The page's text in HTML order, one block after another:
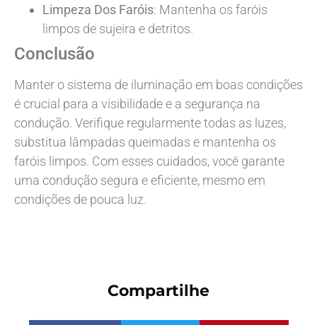
Limpeza Dos Faróis: Mantenha os faróis
limpos de sujeira e detritos.
Conclusão
Manter o sistema de iluminação em boas condições
é crucial para a visibilidade e a segurança na
condução. Verifique regularmente todas as luzes,
substitua lâmpadas queimadas e mantenha os
faróis limpos. Com esses cuidados, você garante
uma condução segura e eficiente, mesmo em
condições de pouca luz.
Compartilhe